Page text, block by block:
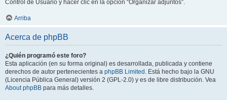
Control de Usuario y hacer clic en la opción “Organizar adjuntos”.
Arriba
Acerca de phpBB
¿Quién programó este foro?
Esta aplicación (en su forma original) es desarrollada, publicada y contiene
derechos de autor pertenecientes a phpBB Limited . Está hecho bajo la GNU
(Licencia Pública General) versión 2 (GPL-2.0) y es de libre distribución. Vea
About phpBB para más detalles.